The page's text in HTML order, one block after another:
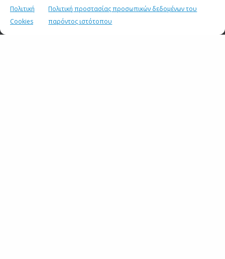
Πολιτική
Cookies
Πολιτική προστασίας προσωπικών δεδομένων του
παρόντος ιστότοπου
5 ΙΟΥΝΙΟΥ 2026